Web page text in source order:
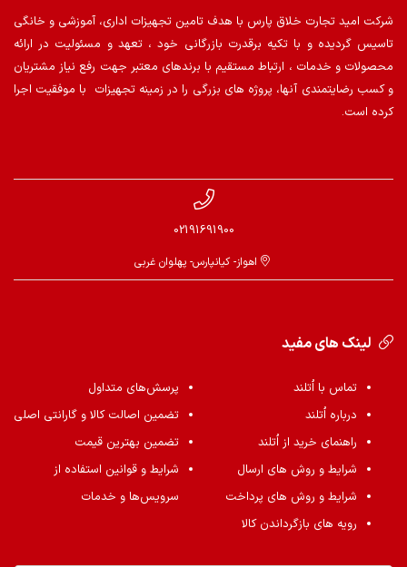
شرکت امید تجارت خلاق پارس با هدف تامین تجهیزات اداری، آموزشی و خانگی
تاسیس گردیده و با تکیه برقدرت بازرگانی خود ، تعهد و مسئولیت در ارائه
محصولات و خدمات ، ارتباط مستقیم با برندهای معتبر جهت رفع نیاز مشتریان
و کسب رضایتمندی آنها، پروژه های بزرگی را در زمینه تجهیزات با موفقیت اجرا
کرده است.
02191691900
اهواز- کیانپارس- پهلوان غربی
لینک های مفید
تماس با اُتلند
درباره اُتلند
راهنمای خرید از اُتلند
شرایط و روش های ارسال
شرایط و روش های پرداخت
رویه های بازگرداندن کالا
پرسش‌های متداول
تضمین اصالت کالا و گارانتی اصلی
تضمین بهترین قیمت
شرایط و قوانین استفاده از
سرویس‌ها و خدمات